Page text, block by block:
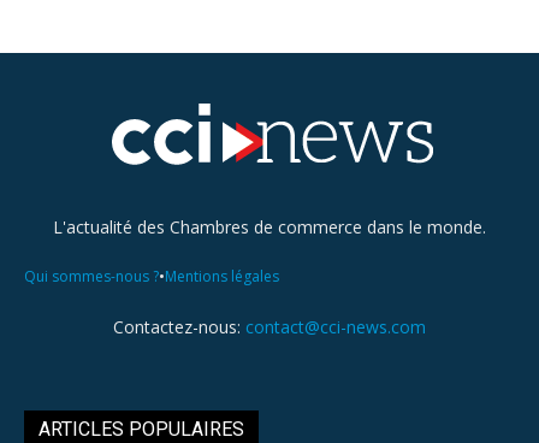
L'actualité des Chambres de commerce dans le monde.
Qui sommes-nous ?•Mentions légales
Contactez-nous: contact@cci-news.com
ARTICLES POPULAIRES